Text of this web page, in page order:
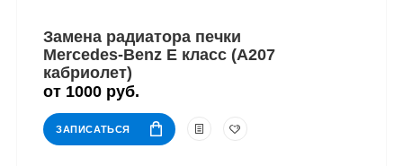
Замена радиатора печки
Mercedes-Benz E класс (A207
кабриолет)
от 1000 руб.
ЗАПИСАТЬСЯ